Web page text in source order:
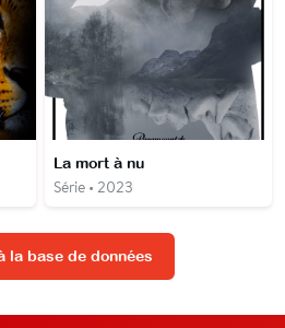
La mort à nu
Série • 2023
la base de données